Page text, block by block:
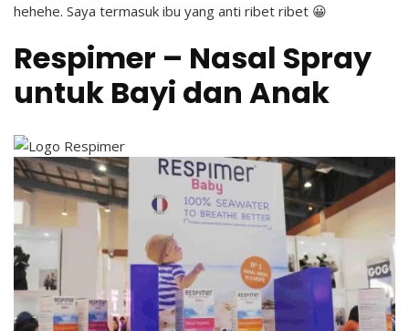
hehehe. Saya termasuk ibu yang anti ribet ribet 😀
Respimer – Nasal Spray
untuk Bayi dan Anak